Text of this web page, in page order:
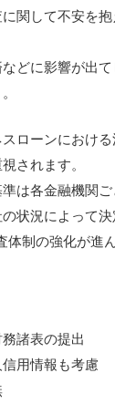
関して不安を
どに影響が出
ローンにおけ
されます。
は各金融機関
状況によって決
体制の強化が進
諸表の提出
用情報も考慮